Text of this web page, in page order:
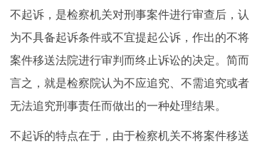
不起诉，是检察机关对刑事案件进行审查后，认
为不具备起诉条件或不宜提起公诉，作出的不将
案件移送法院进行审判而终止诉讼的决定。简而
言之，就是检察院认为不应追究、不需追究或者
无法追究刑事责任而做出的一种处理结果。
不起诉的特点在于，由于检察机关不将案件移送